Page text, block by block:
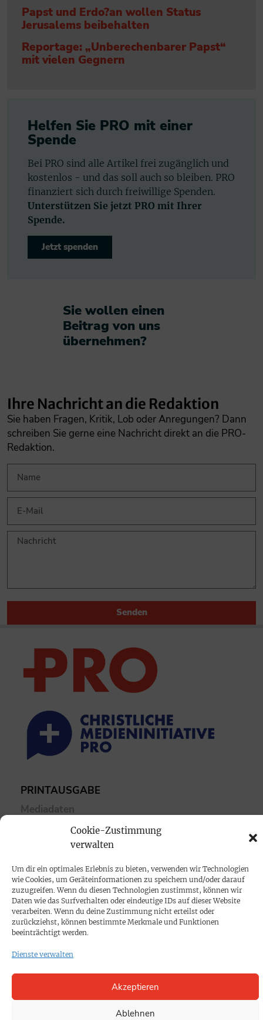
Cookie-Zustimmung
verwalten
Um dir ein optimales Erlebnis zu bieten, verwenden wir Technologien
wie Cookies, um Geräteinformationen zu speichern und/oder darauf
zuzugreifen. Wenn du diesen Technologien zustimmst, können wir
Daten wie das Surfverhalten oder eindeutige IDs auf dieser Website
verarbeiten. Wenn du deine Zustimmung nicht erteilst oder
zurückziehst, können bestimmte Merkmale und Funktionen
beeinträchtigt werden.
Dienste verwalten
Akzeptieren
Ablehnen
Papst und Erdo?an wollen Status
Jerusalems beibehalten
Reportage: „Unberechenbarer Papst“
mit vielen Gegnern
Helfen Sie PRO mit einer
Spende
Bei PRO sind alle Artikel frei zugänglich und
kostenlos - und das soll auch so bleiben. PRO
finanziert sich durch freiwillige Spenden.
Unterstützen Sie jetzt PRO mit Ihrer
Spende.
Jetzt spenden
Sie wollen einen
Beitrag von uns
übernehmen?​
Ihre Nachricht an die Redaktion
Sie haben Fragen, Kritik, Lob oder Anregungen? Dann
schreiben Sie gerne eine Nachricht direkt an die PRO-
Redaktion.
Senden
PRINTAUSGABE
Mediadaten
PROKOMPAKT
SPENDEN
Datenschutz
KONTAKT